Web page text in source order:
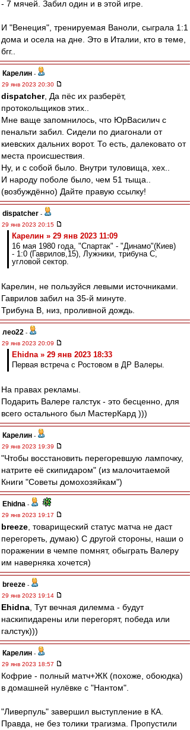
- 7 мячей. Забил один и в этой игре.
И "Венеция", тренируемая Ваноли, сыграла 1:1
дома и осела на дне. Это в Италии, кто в теме,
бгг..
Карелин -
29 янв 2023 20:30
dispatcher, Да пёс их разберёт,
протокольщиков этих..
Мне ваще запомнилось, что ЮрВасилич с
пенальти забил. Сидели по диагонали от
киевских дальних ворот. То есть, далековато от
места происшествия.
Ну, и с собой было. Внутри туловища, хех..
И народу поболе было, чем 51 тыща..
(возбуждённо) Дайте правую ссылку!
dispatcher -
29 янв 2023 20:15
Карелин » 29 янв 2023 11:09
16 мая 1980 года, "Спартак" - "Динамо"(Киев)
- 1:0 (Гаврилов,15), Лужники, трибуна С,
угловой сектор.
Карелин, не пользуйся левыми источниками.
Гаврилов забил на 35-й минуте.
Трибуна В, низ, проливной дождь.
лео22 -
29 янв 2023 20:09
Ehidna » 29 янв 2023 18:33
Первая встреча с Ростовом в ДР Валеры.
На правах рекламы.
Подарить Валере галстук - это бесценно, для
всего остального был МастерКард )))
Карелин -
29 янв 2023 19:39
"Чтобы восстановить перегоревшую лампочку,
натрите её скипидаром" (из малочитаемой
Книги "Советы домохозяйкам")
Ehidna -
29 янв 2023 19:17
breeze , товарищеский статус матча не даст
перегореть, думаю) С другой стороны, наши о
поражении в чемпе помнят, обыграть Валеру
им наверняка хочется)
breeze -
29 янв 2023 19:14
Ehidna , Тут вечная дилемма - будут
наскипидарены или перегорят, победа или
галстук)))
Карелин -
29 янв 2023 18:57
Кофрие - полный матч+ЖК (похоже, обоюдка)
в домашней нулёвке с "Нантом".
"Ливерпуль" завершил выступление в КА.
Правда, не без толики трагизма. Пропустили